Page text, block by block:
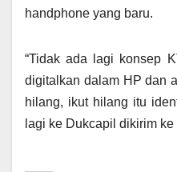
handphone yang baru.
“Tidak ada lagi konsep
digitalkan dalam HP dan
hilang, ikut hilang itu
lagi ke Dukcapil dikirim